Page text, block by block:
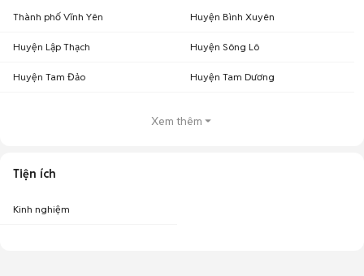
Thành phố Vĩnh Yên Huyện Bình Xuyên
Huyện Lập Thạch Huyện Sông Lô
Huyện Tam Đảo Huyện Tam Dương
Xem thêm
Tiện ích
Kinh nghiệm